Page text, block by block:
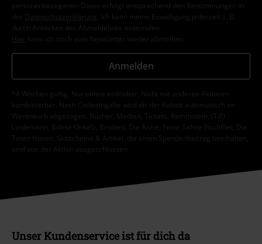
personenbezogenen Daten erfolgt entsprechend den Bestimmungen in
der
Datenschutzerklärung
. Ich kann meine Einwilligung jederzeit z. B.
durch Anklicken des Abmeldelinks widerrufen.
Hier kann ich mich vom Newsletter wieder abmelden.
Anmelden
*4 Wochen gültig. Nur online einlösbar. Nicht mit anderen Aktionen
kombinierbar. Nach Codeeingabe wird dir der Rabatt automatisch im
Warenkorb abgezogen. Bücher, Medien, Tickets, Rammstein, (Till)
Lindemann, Böhse Onkelz, Broilers, Die Ärzte, Feine Sahne Fischfilet, Die
Toten Hosen, Gutscheine & Artikel, die einen Spendenbeitrag beinhalten,
sind von der Aktion ausgeschlossen.
Unser Kundenservice ist für dich da